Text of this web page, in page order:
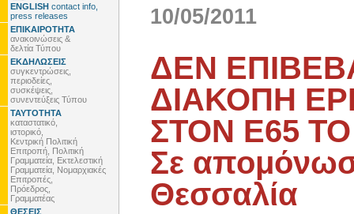
ENGLISH contact info,
press releases
ΕΠΙΚΑΙΡΟΤΗΤΑ
ανακοινώσεις &
δελτία Τύπου
ΕΚΔΗΛΩΣΕΙΣ
συγκεντρώσεις,
περιοδείες,
συσκέψεις,
συνεντεύξεις Τύπου
ΤΑΥΤΟΤΗΤΑ
καταστατικό,
ιστορικό,
Κεντρική Πολιτική
Επιτροπή, Πολιτική
Γραμματεία, Εκτελεστική
Γραμματεία, Νομαρχιακές
Επιτροπές,
Πρόεδρος,
Γραμματέας
ΘΕΣΕΙΣ
10/05/2011
ΔΕΝ
ΔΙΑΚΟΠΗ
ΣΤΟΝ Ε65
Σε
Θεσσαλία